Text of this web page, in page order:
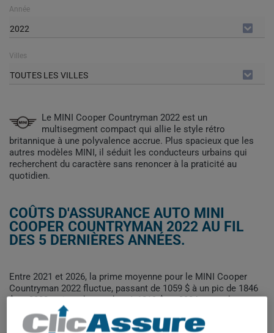
Année
2022
Villes
TOUTES LES VILLES
Le MINI Cooper Countryman 2022 est un
multisegment compact qui allie le style rétro
britannique à une polyvalence accrue. Plus spacieux que les
autres modèles MINI, il séduit les conducteurs urbains qui
recherchent du caractère sans renoncer à la praticité au
quotidien.
COÛTS D'ASSURANCE AUTO MINI
COOPER COUNTRYMAN 2022 AU FIL
DES 5 DERNIÈRES ANNÉES.
Entre 2021 et 2026, la prime moyenne pour le MINI Cooper
Countryman 2022 fluctue, passant de 1059 $ à un pic de 1846
$ en 2022, puis redescendant à 1219 $ en 2024 avant de
remonter à 1403 $ en 2026. Malgré ces variations, la tendance
globale sur la période est à la hausse.